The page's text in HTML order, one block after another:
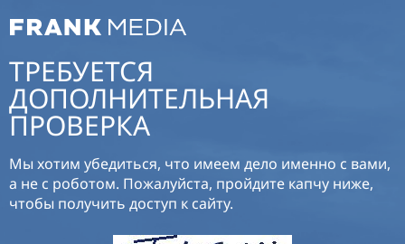
ТРЕБУЕТСЯ
ДОПОЛНИТЕЛЬНАЯ
ПРОВЕРКА
Мы хотим убедиться, что имеем дело именно с вами,
а не с роботом. Пожалуйста, пройдите капчу ниже,
чтобы получить доступ к сайту.